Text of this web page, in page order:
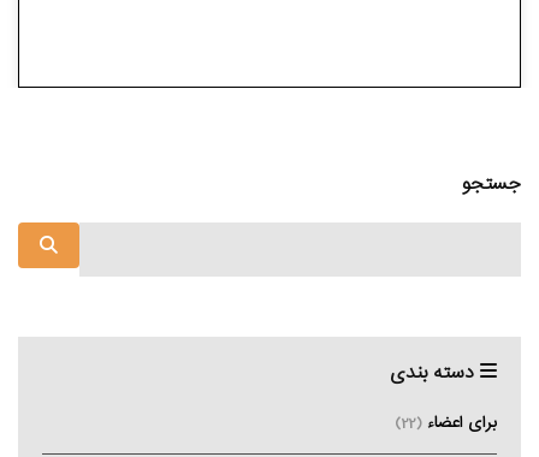
جستجو
دسته بندی
برای اعضاء (22)